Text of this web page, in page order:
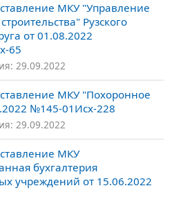
МКУ "Управление
Рузского
от 01.08.2022
65
29.09.2022
МКУ "Похоронное
№145-01Исх-228
29.09.2022
МКУ
бухгалтерия
учреждений от 15.06.2022